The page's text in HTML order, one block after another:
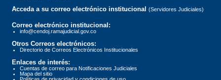
Acceda a su correo electrónico institucional (Servidores Judiciales)
Correo electrónico institucional:
info@cendoj.ramajudicial.gov.co
Otros Correos electrónicos:
Directorio de Correos Electrónicos Institucionales
Enlaces de interés:
Cuentas de correo para Notificaciones Judiciales
Mapa del sitio